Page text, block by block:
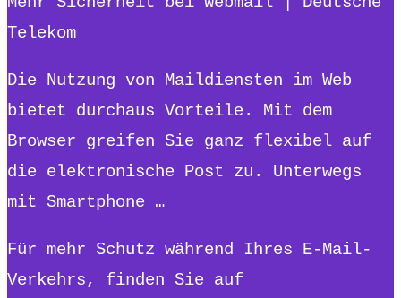
Telekom
Die Nutzung von Maildiensten im Web
bietet durchaus Vorteile. Mit dem
Browser greifen Sie ganz flexibel auf
die elektronische Post zu. Unterwegs
mit Smartphone …
Für mehr Schutz während Ihres E-Mail-
Verkehrs, finden Sie auf